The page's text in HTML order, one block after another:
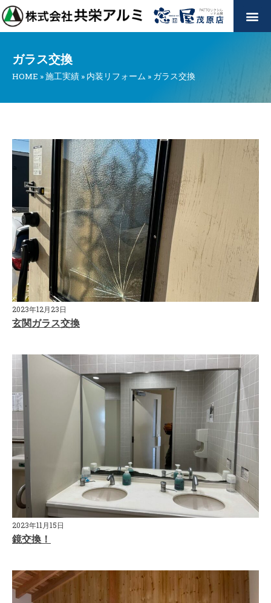
ガラス交換
HOME »施工実績 » 内装リフォーム » ガラス交換
玄関ガラス交換
2023年12月23日
鏡交換！
2023年11月15日